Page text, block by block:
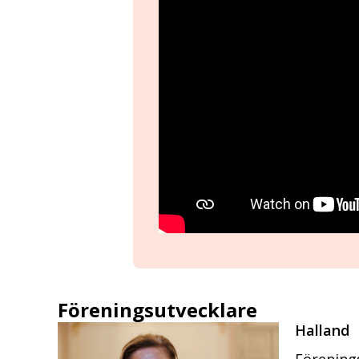
Föreningsutvecklare
Halland